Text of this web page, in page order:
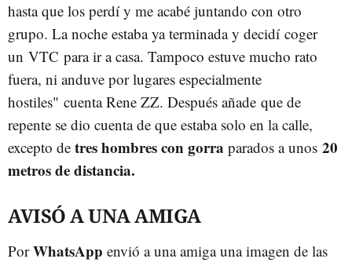
hasta que los perdí y me acabé juntando con otro
grupo. La noche estaba ya terminada y decidí coger
un VTC para ir a casa. Tampoco estuve mucho rato
fuera, ni anduve por lugares especialmente
hostiles" cuenta Rene ZZ. Después añade que de
repente se dio cuenta de que estaba solo en la calle,
excepto de tres hombres con gorra parados a unos 20
metros de distancia.
AVISÓ A UNA AMIGA
PorWhatsApp envió a una amiga una imagen de las